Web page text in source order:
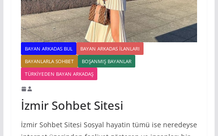
BAYAN ARKADAS BUL
BAYAN ARKADAS ILANLARI
BAYANLARLA SOHBET
BOŞANMIŞ BAYANLAR
TÜRKIYEDEN BAYAN ARKADAŞ
İzmir Sohbet Sitesi
İzmir Sohbet Sitesi Sosyal hayatin tümü ise neredeyse